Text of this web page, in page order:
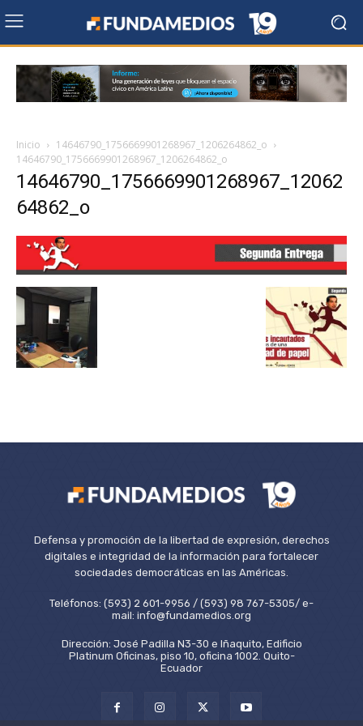
Inicio
14646790_1756669901268967_1206264862_o
14646790_1756669901268967_1206264862_o
14646790_1756669901268967_12062
64862_o
Defensa y promoción de la libertad de expresión, derechos
digitales e integridad de la información para fortalecer
sociedades democráticas en las Américas.
Teléfonos: (593) 2 601-9956 / (593) 98 767-5305/ e-
mail: info@fundamedios.org
Dirección: José Padilla N3-30 e Iñaquito, Edificio
Platinum Oficinas, piso 10, oficina 1002. Quito-
Ecuador